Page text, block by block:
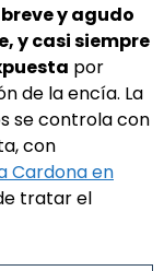
y agudo
y casi siempre
por
de la encía. La
se controla con
con
Cardona en
tratar el